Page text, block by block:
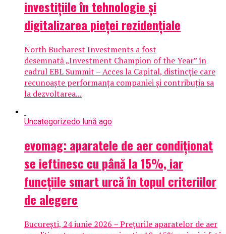
investițiile în tehnologie și
digitalizarea pieței rezidențiale
North Bucharest Investments a fost
desemnată „Investment Champion of the Year” în
cadrul EBL Summit – Acces la Capital, distincție care
recunoaște performanța companiei și contribuția sa
la dezvoltarea...
Uncategorizedo lună ago
evomag: aparatele de aer condiționat
se ieftinesc cu până la 15%, iar
funcțiile smart urcă în topul criteriilor
de alegere
București, 24 iunie 2026 – Prețurile aparatelor de aer